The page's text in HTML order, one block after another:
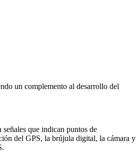
un complemento al desarrollo del
que indican puntos de
del GPS, la brújula digital, la cámara y